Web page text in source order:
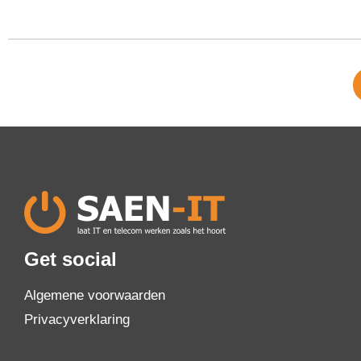
Get social
Algemene voorwaarden
Privacyverklaring